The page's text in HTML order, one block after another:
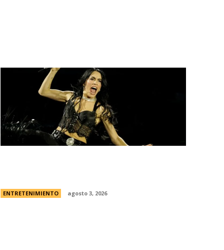
ENTRETENIMIENTO agosto 3, 2026